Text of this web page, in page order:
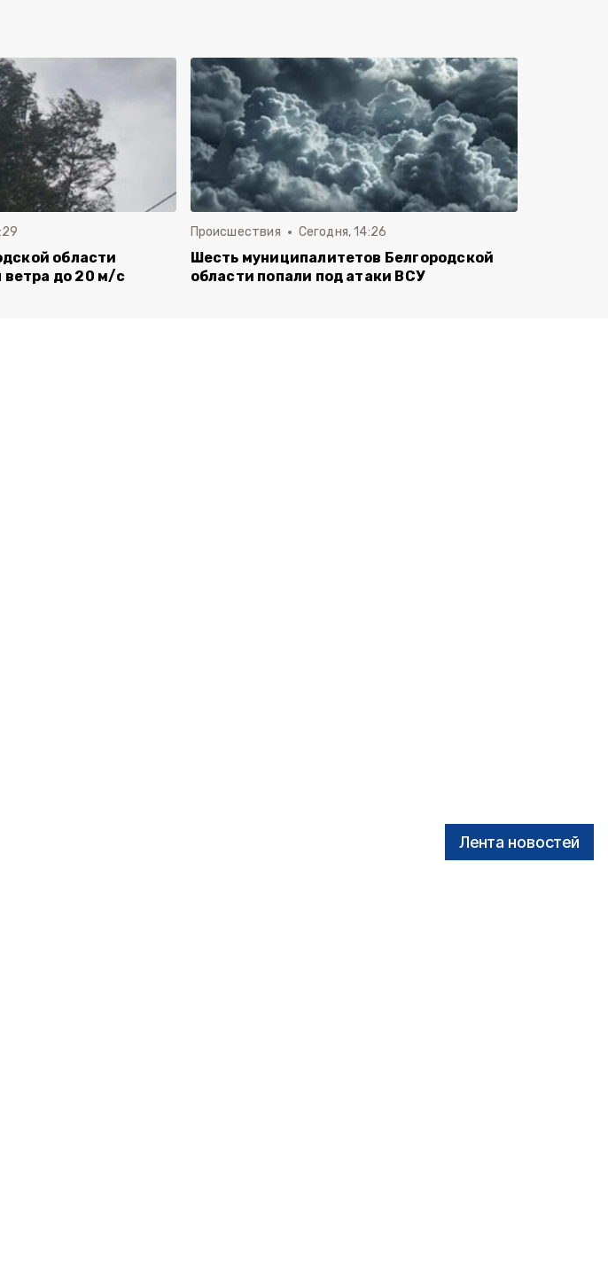
Лента новостей
области
до 20 м/с
Происшествия Сегодня, 14:26
Шесть муниципалитетов Белгородской
области попали под атаки ВСУ